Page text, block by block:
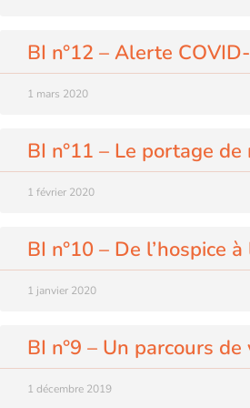
BI n°12 – Alerte
1 mars 2020
BI n°11 – Le portage
1 février 2020
BI n°10 – De l’hospice à
1 janvier 2020
BI n°9 – Un parcours
1 décembre 2019